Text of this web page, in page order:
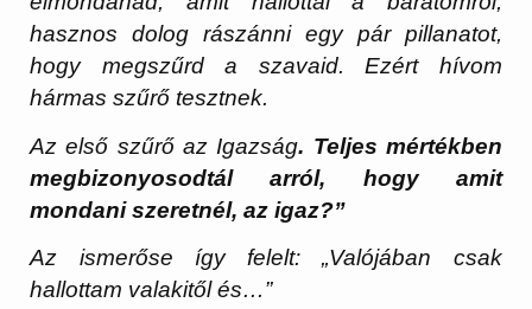
hasznos dolog rászánni egy pár pillanatot,
hogy megszűrd a szavaid. Ezért hívom
hármas szűrő tesztnek.
Az első szűrő az Igazság. Teljes mértékben
megbizonyosodtál arról, hogy amit
mondani szeretnél, az igaz?”
Az ismerőse így felelt: „Valójában csak
hallottam valakitől és…”